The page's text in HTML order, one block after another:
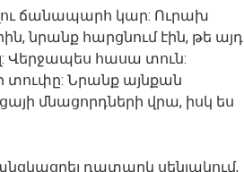
ճանապարհ կար: Ուրախ
նրանք հարցնում էին, թե այդ
Վերջապես հասա տուն:
տուփը: Նրանք այնքան
մնացորդների վրա, իսկ ես
անցկացրել դատարկ սենյակում,